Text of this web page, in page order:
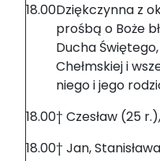
18.00Dziękczynna z
prośbą o Boże
Ducha
Chełmskiej i
niego i jego
18.00† Czesław (25
18.00† Jan,